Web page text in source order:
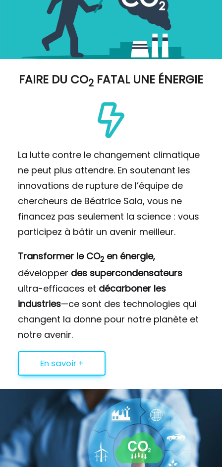
FAIRE DU CO2 FATAL UNE ÉNERGIE
La lutte contre le changement climatique
ne peut plus attendre. En soutenant les
innovations de rupture de l’équipe de
chercheurs de Béatrice Sala, vous ne
financez pas seulement la science : vous
participez à bâtir un avenir meilleur.
Transformer le CO2 en énergie,
développer des supercondensateurs
ultra-efficaces et décarboner les
industries—ce sont des technologies qui
changent la donne pour notre planète et
notre avenir.
En savoir +